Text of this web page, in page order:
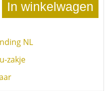
In winkelwagen
NL
zakje